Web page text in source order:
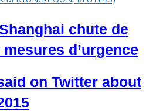
chute de
d’urgence
on Twitter about